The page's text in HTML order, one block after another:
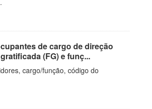
de cargo de direção
(FG) e funç...
cargo/função, código do